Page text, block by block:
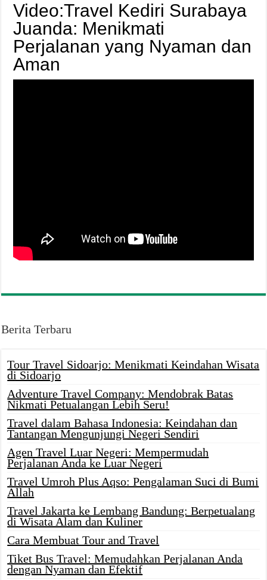
Video:Travel Kediri Surabaya
Juanda: Menikmati
Perjalanan yang Nyaman dan
Aman
Berita Terbaru
Tour Travel Sidoarjo: Menikmati Keindahan Wisata
di Sidoarjo
Adventure Travel Company: Mendobrak Batas
Nikmati Petualangan Lebih Seru!
Travel dalam Bahasa Indonesia: Keindahan dan
Tantangan Mengunjungi Negeri Sendiri
Agen Travel Luar Negeri: Mempermudah
Perjalanan Anda ke Luar Negeri
Travel Umroh Plus Aqso: Pengalaman Suci di Bumi
Allah
Travel Jakarta ke Lembang Bandung: Berpetualang
di Wisata Alam dan Kuliner
Cara Membuat Tour and Travel
Tiket Bus Travel: Memudahkan Perjalanan Anda
dengan Nyaman dan Efektif